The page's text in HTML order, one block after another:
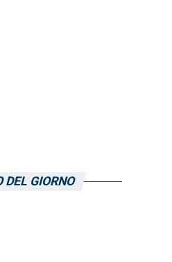
DEL GIORNO